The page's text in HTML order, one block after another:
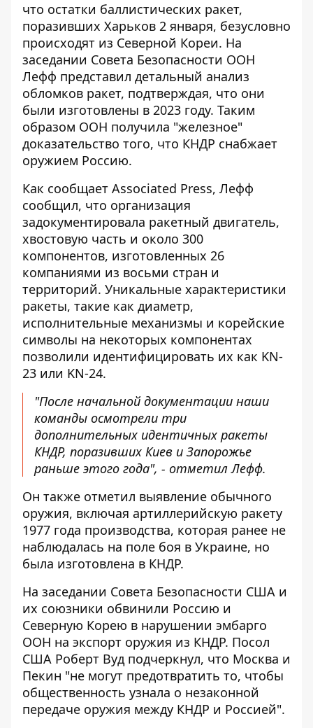
что остатки баллистических ракет,
поразивших Харьков 2 января, безусловно
происходят из Северной Кореи. На
заседании Совета Безопасности ООН
Лефф представил детальный анализ
обломков ракет, подтверждая, что они
были изготовлены в 2023 году. Таким
образом ООН получила "железное"
доказательство того, что КНДР снабжает
оружием Россию.
Как сообщает Associated Press, Лефф
сообщил, что организация
задокументировала ракетный двигатель,
хвостовую часть и около 300
компонентов, изготовленных 26
компаниями из восьми стран и
территорий. Уникальные характеристики
ракеты, такие как диаметр,
исполнительные механизмы и корейские
символы на некоторых компонентах
позволили идентифицировать их как KN-
23 или KN-24.
"После начальной документации наши
команды осмотрели три
дополнительных идентичных ракеты
КНДР, поразивших Киев и Запорожье
раньше этого года", - отметил Лефф.
Он также отметил выявление обычного
оружия, включая артиллерийскую ракету
1977 года производства, которая ранее не
наблюдалась на поле боя в Украине, но
была изготовлена ​​в КНДР.
На заседании Совета Безопасности США и
их союзники обвинили Россию и
Северную Корею в нарушении эмбарго
ООН на экспорт оружия из КНДР. Посол
США Роберт Вуд подчеркнул, что Москва и
Пекин "не могут предотвратить то, чтобы
общественность узнала о незаконной
передаче оружия между КНДР и Россией".